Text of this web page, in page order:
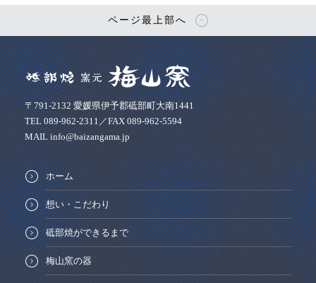
ページ最上部へ
〒791-2132 愛媛県伊予郡砥部町大南1441
TEL 089-962-2311／FAX 089-962-5594
MAIL info@baizangama.jp
ホーム
想い・こだわり
砥部焼ができるまで
梅山窯の器